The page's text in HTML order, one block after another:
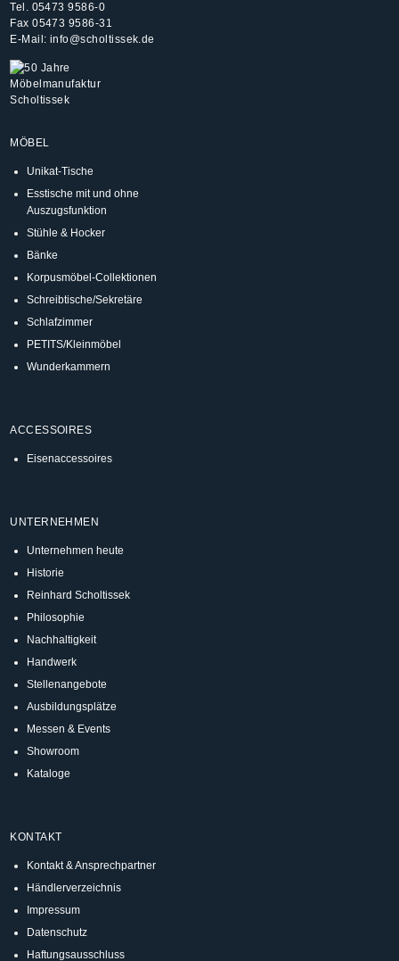
Tel. 05473 9586-0
Fax 05473 9586-31
E-Mail: info@scholtissek.de
MÖBEL
Unikat-Tische
Esstische mit und ohne
Auszugsfunktion
Stühle & Hocker
Bänke
Korpusmöbel-Collektionen
Schreibtische/Sekretäre
Schlafzimmer
PETITS/Kleinmöbel
Wunderkammern
ACCESSOIRES
Eisenaccessoires
UNTERNEHMEN
Unternehmen heute
Historie
Reinhard Scholtissek
Philosophie
Nachhaltigkeit
Handwerk
Stellenangebote
Ausbildungsplätze
Messen & Events
Showroom
Kataloge
KONTAKT
Kontakt & Ansprechpartner
Händlerverzeichnis
Impressum
Datenschutz
Haftungsausschluss